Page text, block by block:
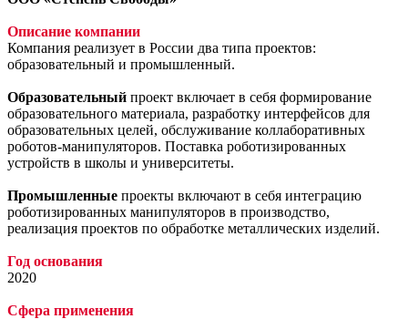
Описание компании
Компания реализует в России два типа проектов:
образовательный и промышленный.
Образовательный проект включает в себя формирование
образовательного материала, разработку интерфейсов для
образовательных целей, обслуживание коллаборативных
роботов-манипуляторов. Поставка роботизированных
устройств в школы и университеты.
Промышленные проекты включают в себя интеграцию
роботизированных манипуляторов в производство,
реализация проектов по обработке металлических изделий.
Год основания
2020
Сфера применения